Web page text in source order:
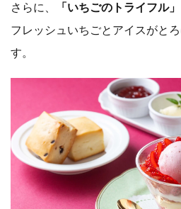
さらに、
「いちごのトライフル」
フレッシュいちごとアイスがと
す。